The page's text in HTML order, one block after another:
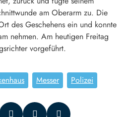
am Oberarm zu. Die
des Geschehens ein und konnte
nehmen. Am heutigen Freitag
vorgeführt.
Messer Polizei